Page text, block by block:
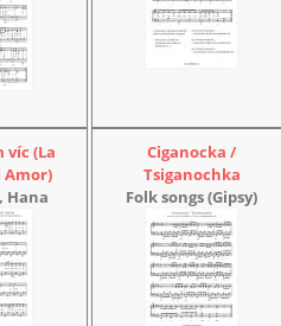
víc (La
Amor)
Hana
Ciganocka /
Tsiganochka
Folk songs (Gipsy)